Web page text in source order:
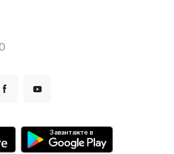
Завантажте в